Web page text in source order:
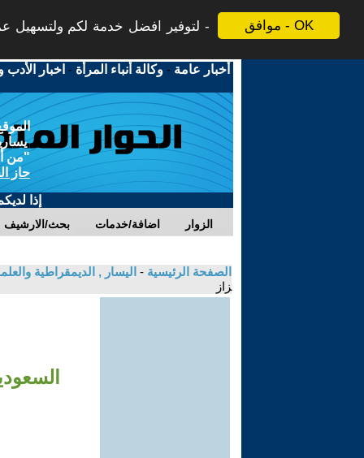
موافق - OK لتوفير افضل خدمة لكم ولتسهيل
أخبار عامة -وكالة أنباء المرأة - اخبار الأدب
"من
حاز
إذا
بحث/الارشيف اضافة/خدمات الزوار
الصفحة الرئيسية - اليسار , الديمقراطية
زاز